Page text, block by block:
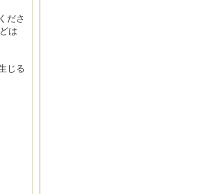
ださ
は
じる